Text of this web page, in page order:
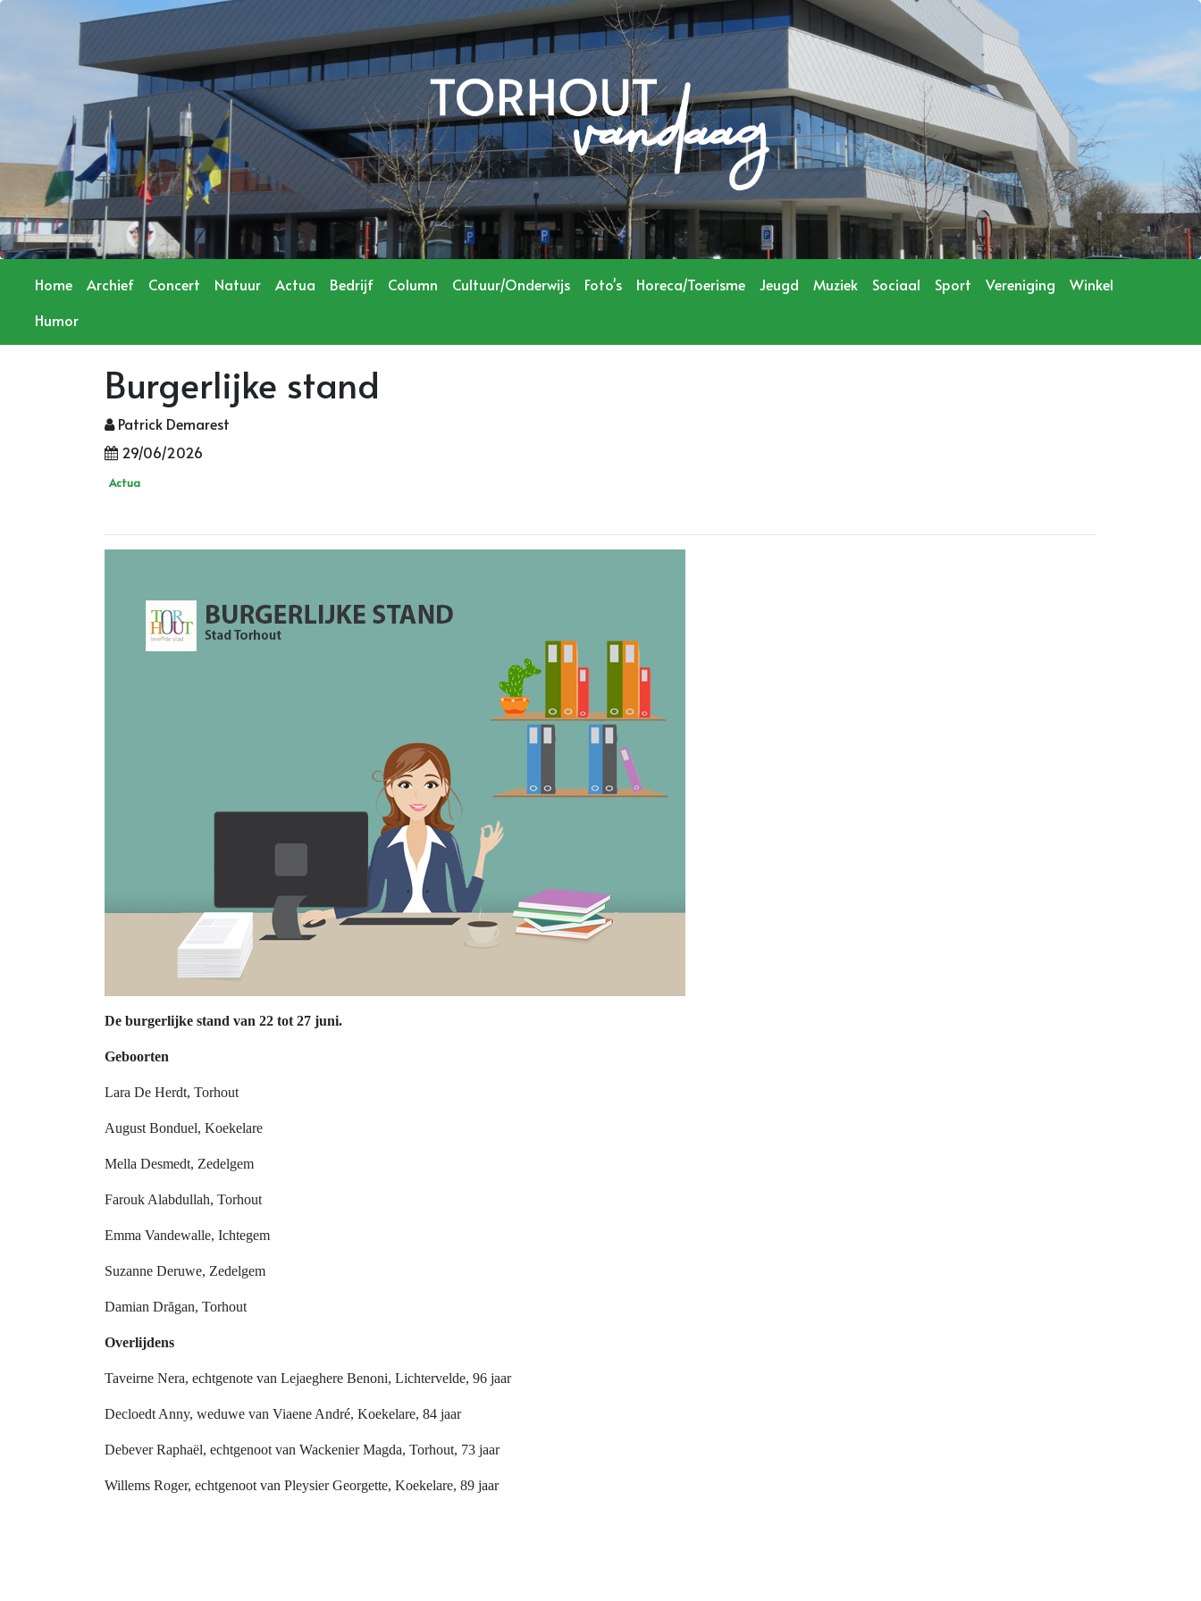
Home Archief Concert Natuur Actua Bedrijf Column Cultuur/Onderwijs Foto's Horeca/Toerisme Jeugd Muziek Sociaal Sport Vereniging
Winkel
Humor
Burgerlijke stand
Patrick Demarest
29/06/2026
Actua
De burgerlijke stand van 22 tot 27 juni.
Geboorten
Lara De Herdt, Torhout
August Bonduel, Koekelare
Mella Desmedt, Zedelgem
Farouk Alabdullah, Torhout
Emma Vandewalle, Ichtegem
Suzanne Deruwe, Zedelgem
Damian Drăgan, Torhout
Overlijdens
Taveirne Nera, echtgenote van Lejaeghere Benoni, Lichtervelde, 96 jaar
Decloedt Anny, weduwe van Viaene André, Koekelare, 84 jaar
Debever Raphaël, echtgenoot van Wackenier Magda, Torhout, 73 jaar
Willems Roger, echtgenoot van Pleysier Georgette, Koekelare, 89 jaar